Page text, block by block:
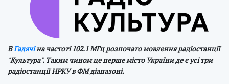
ВГадячіна частоті 102.1 МГц розпочато мовлення радіостанції
"Культура". Таким чином це перше місто України де є усі три
радіостанції НРКУ в ФМ діапазоні.